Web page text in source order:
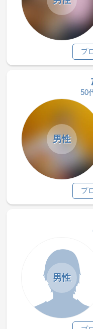
プ
50
男性
プ
男性